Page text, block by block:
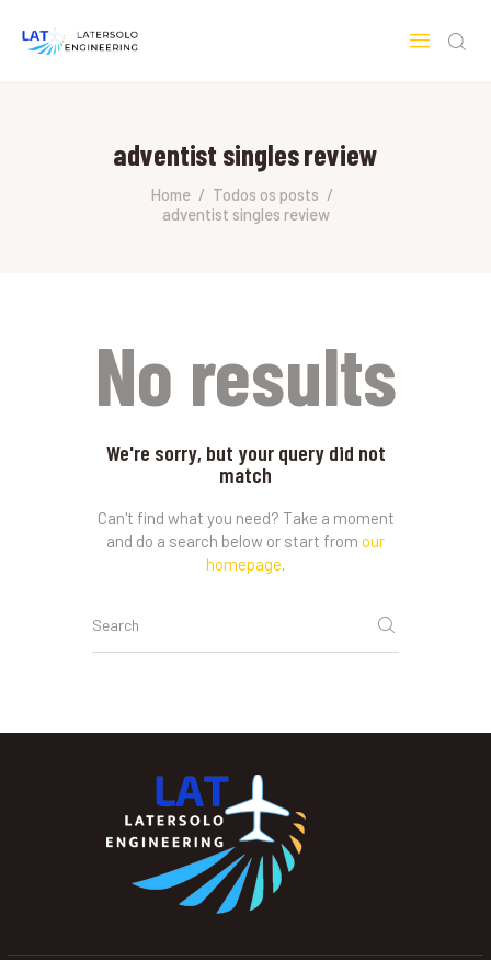
adventist singles review
Home
Todos os posts
adventist singles review
HOME
SOBRE A LATERSOLO
ENGINEERING
No results
We're sorry, but your query did not
match
Can't find what you need? Take a moment
and do a search below or start from our
homepage.